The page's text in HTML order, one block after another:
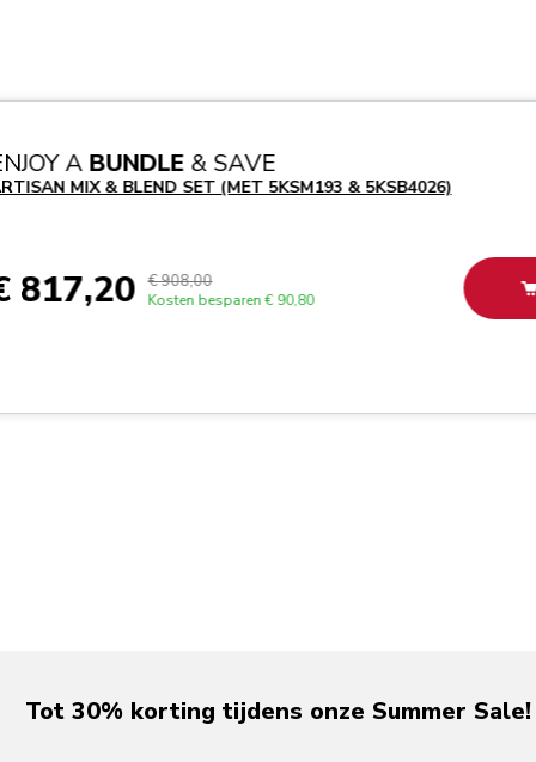
A BUNDLE & SAVE
MIX & BLEND SET (MET 5KSM193 & 5KSB4026)
817,20 € 908,00
Kosten besparen € 90,80
Tot 30% korting tijdens onze Summer Sale!